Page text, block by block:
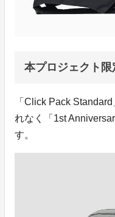
本プロジェクト限
「Click Pack
れなく「1st
す。